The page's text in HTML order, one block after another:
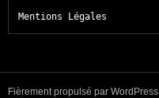
Mentions Légales
Fièrement propulsé par WordPress